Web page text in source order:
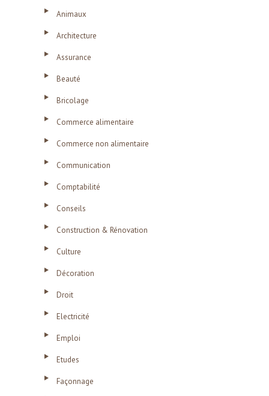
Animaux
Architecture
Assurance
Beauté
Bricolage
Commerce alimentaire
Commerce non alimentaire
Communication
Comptabilité
Conseils
Construction & Rénovation
Culture
Décoration
Droit
Electricité
Emploi
Etudes
Façonnage